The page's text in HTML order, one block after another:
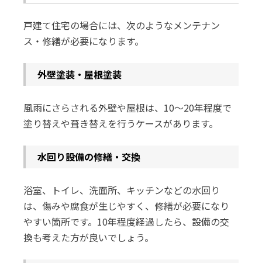
戸建て住宅の場合には、次のようなメンテナン
ス・修繕が必要になります。
外壁塗装・屋根塗装
風雨にさらされる外壁や屋根は、10～20年程度で
塗り替えや葺き替えを行うケースがあります。
水回り設備の修繕・交換
浴室、トイレ、洗面所、キッチンなどの水回り
は、傷みや腐食が生じやすく、修繕が必要になり
やすい箇所です。10年程度経過したら、設備の交
換も考えた方が良いでしょう。